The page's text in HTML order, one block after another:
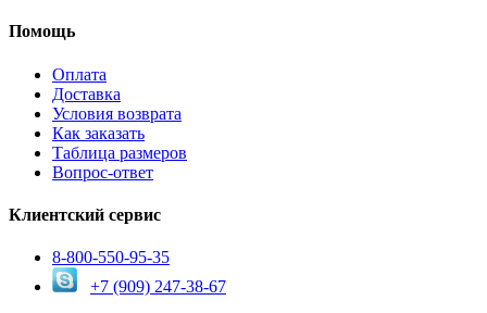
Помощь
Оплата
Доставка
Условия возврата
Как заказать
Таблица размеров
Вопрос-ответ
Клиентский сервис
8-800-550-95-35
+7 (909) 247-38-67